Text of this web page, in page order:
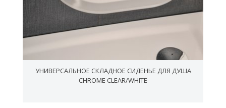
УНИВЕРСАЛЬНОЕ СКЛАДНОЕ СИДЕНЬЕ ДЛЯ ДУША
CHROME CLEAR/WHITE